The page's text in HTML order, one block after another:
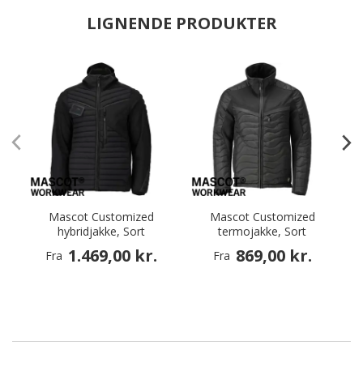
LIGNENDE PRODUKTER
Mascot Customized
hybridjakke, Sort
Fra 1.469,00 kr.
Mascot Customized
termojakke, Sort
Fra 869,00 kr.